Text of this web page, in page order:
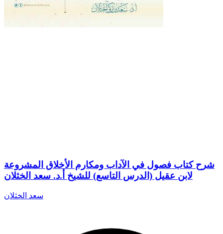
شرح كتاب فصول في الآداب ومكارم الأخلاق المشروعة
لابن عقيل (الدرس التاسع) للشيخ أ.د. سعد الخثلان
سعد الخثلان